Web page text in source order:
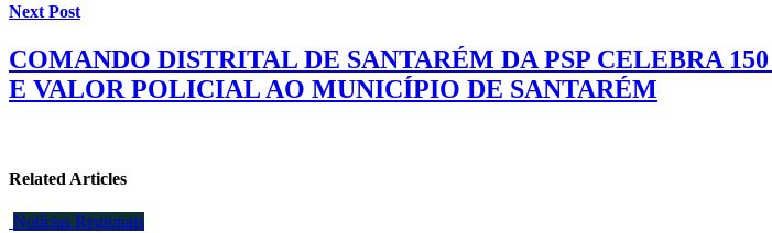
Next Post
COMANDO DISTRITAL DE SANTARÉM DA PSP CELEBRA
E VALOR POLICIAL AO MUNICÍPIO DE SANTARÉM
Related Articles
Notícias Regionais